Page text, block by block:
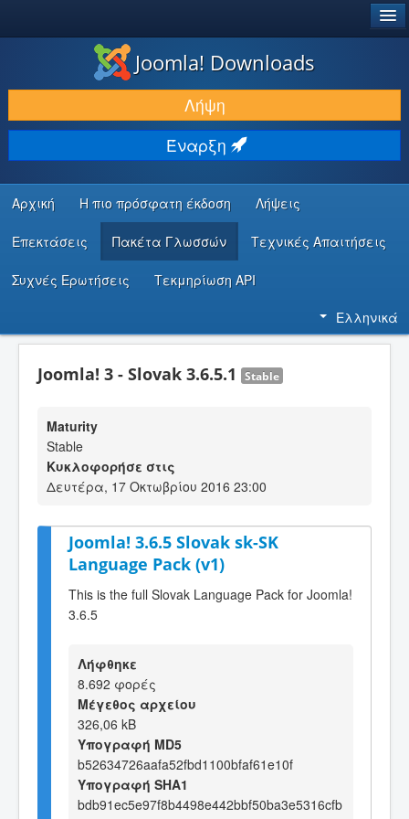
ΛΉΨΕΙΣ & ΕΠΕΚΤΆΣΕΙΣ
ΕΎΡΕΣΗ & ΜΆΘΗΣΗ
ΚΟΙΝΌΤΗΤΑ & ΥΠΟΣΤΉΡΙΞΗ
ΠΌΡΟΙ ΠΡΟΓΡΑΜΜΑΤΙΣΤΏΝ
Joomla! Downloads
Λήψη
Έναρξη
Αρχική Η πιο πρόσφατη έκδοση Λήψεις
Επεκτάσεις Πακέτα Γλωσσών Τεχνικές Απαιτήσεις
Συχνές Ερωτήσεις Τεκμηρίωση API
Ελληνικά
Joomla! 3 - Slovak 3.6.5.1 Stable
Maturity
Stable
Κυκλοφορήσε στις
Δευτέρα, 17 Οκτωβρίου 2016 23:00
Joomla! 3.6.5 Slovak sk-SK
Language Pack (v1)
This is the full Slovak Language Pack for Joomla!
3.6.5
Λήφθηκε
8.692 φορές
Μέγεθος αρχείου
326,06 kB
Υπογραφή MD5
b52634726aafa52fbd1100bfaf61e10f
Υπογραφή SHA1
bdb91ec5e97f8b4498e442bbf50ba3e5316cfb